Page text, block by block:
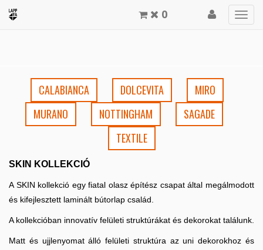
0
CALABIANCA DOLCEVITA
MIRO
MURANO
NOTTINGHAM
SAGADE
TEXTILE
SKIN KOLLEKCIÓ
A SKIN kollekció egy fiatal olasz építész csapat által megálmodott
és kifejlesztett laminált bútorlap család.
A kollekcióban innovatív felületi struktúrákat és dekorokat találunk.
Matt és ujjlenyomat álló felületi struktúra az uni dekorokhoz és